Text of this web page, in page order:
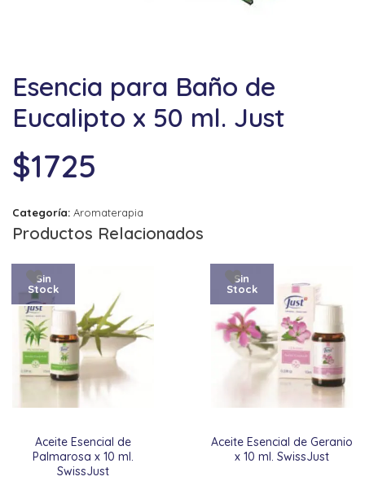
Esencia para Baño de
Eucalipto x 50 ml. Just
$1725
Categoría: Aromaterapia
Productos Relacionados
Aceite Esencial de
Palmarosa x 10 ml.
SwissJust
Sin
Stock
Aceite Esencial de Geranio
x 10 ml. SwissJust
Sin
Stock